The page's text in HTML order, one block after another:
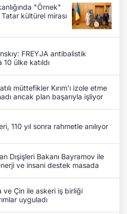
"Örnek"
Tatar kültürel mirası
FREYJA antibalistik
ülke katıldı
müttefikler Kırım'ı izole etme
ancak plan başarıyla işliyor
110 yıl sonra rahmetle anılıyor
Dışişleri Bakanı Bayramov ile
ve insani destek masada
ve Çin ile askeri iş birliği
uyguladı